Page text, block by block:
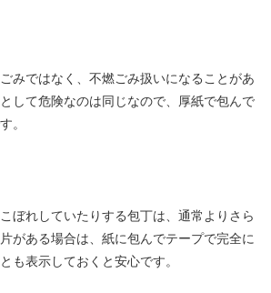
みではなく、不燃ごみ扱いになることがあ
して危険なのは同じなので、厚紙で包んで
。
ぼれしていたりする包丁は、通常よりさら
がある場合は、紙に包んでテープで完全に
も表示しておくと安心です。